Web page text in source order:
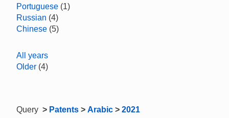
Portuguese (1)
Russian (4)
Chinese (5)
All years
Older (4)
Query > Patents > Arabic > 2021